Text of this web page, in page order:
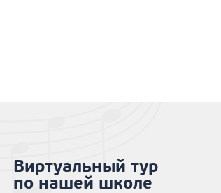
Виртуальный тур
по нашей школе